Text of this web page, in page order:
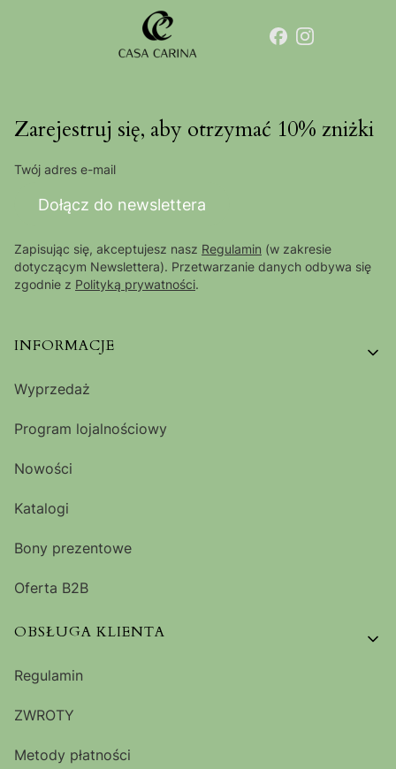
Zarejestruj się, aby otrzymać 10% zniżki
Twój adres e-mail
Dołącz do newslettera
Zapisując się, akceptujesz nasz Regulamin (w zakresie
dotyczącym Newslettera). Przetwarzanie danych odbywa się
zgodnie z Polityką prywatności.
Linki w stopce
INFORMACJE
Wyprzedaż
Program lojalnościowy
Nowości
Katalogi
Bony prezentowe
Oferta B2B
OBSŁUGA KLIENTA
Regulamin
ZWROTY
Metody płatności